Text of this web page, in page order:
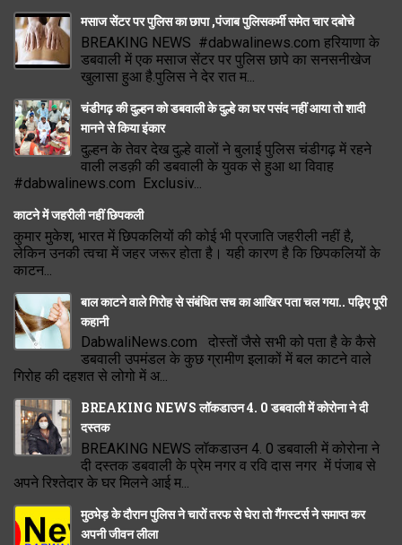
मसाज सेंटर पर पुलिस का छापा ,पंजाब पुलिसकर्मी समेत चार दबोचे
BREAKING NEWS #dabwalinews.com हरियाणा के
डबवाली में एक मसाज सेंटर पर पुलिस छापे का सनसनीखेज
खुलासा हुआ है.पुलिस ने देर रात म...
चंडीगढ़ की दुल्हन को डबवाली के दुल्हे का घर पसंद नहीं आया तो शादी
मानने से किया इंकार
दुल्हन के तेवर देख दुल्हे वालों ने बुलाई पुलिस चंडीगढ़ में रहने
वाली लडक़ी की डबवाली के युवक से हुआ था विवाह
#dabwalinews.com Exclusiv...
काटने में जहरीली नहीं छिपकली
कुमार मुकेश, भारत में छिपकलियों की कोई भी प्रजाति जहरीली नहीं है,
लेकिन उनकी त्वचा में जहर जरूर होता है। यही कारण है कि छिपकलियों के
काटन...
बाल काटने वाले गिरोह से संबंधित सच का आखिर पता चल गया.. पढ़िए पूरी
कहानी
DabwaliNews.com दोस्तों जैसे सभी को पता है के कैसे
डबवाली उपमंडल के कुछ ग्रामीण इलाकों में बल काटने वाले
गिरोह की दहशत से लोगो में अ...
BREAKING NEWS लॉकडाउन 4. 0 डबवाली में कोरोना ने दी
दस्तक
BREAKING NEWS लॉकडाउन 4. 0 डबवाली में कोरोना ने
दी दस्तक डबवाली के प्रेम नगर व रवि दास नगर में पंजाब से
अपने रिश्तेदार के घर मिलने आई म...
मुठभेड़ के दौरान पुलिस ने चारों तरफ से घेरा तो गैंगस्टर्स ने समाप्त कर
अपनी जीवन लीला